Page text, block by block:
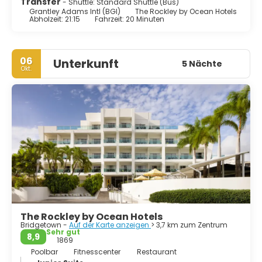
aufgereiht sind. Auf der Insel gibt es viel zu tun, vom
Einkaufen über Essen bis hin zum Nachtleben.
- Shuttle: Standard Shuttle (Bus)
Grantley Adams Intl (BGI)
The Rockley by Ocean Hotels
Abholzeit: 21:15 Fahrzeit: 20 Minuten
06
Okt. Unterkunft 5 Nächte
The Rockley by Ocean Hotels
Bridgetown - Auf der Karte anzeigen > 3,7 km zum Zentrum
8,9
Sehr gut
1869
Poolbar
Fitnesscenter
Restaurant